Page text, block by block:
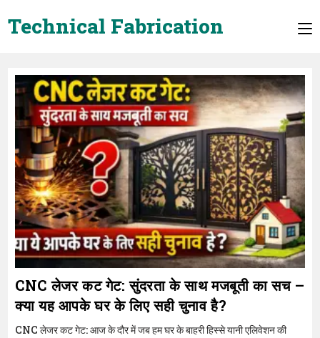
toTechnical Fabrication
CNC लेजर कट गेट: सुंदरता के साथ मजबूती का सच –
क्या यह आपके घर के लिए सही चुनाव है?
CNC लेजर कट गेट: आज के दौर में जब हम घर के बाहरी हिस्से यानी एलिवेशन की